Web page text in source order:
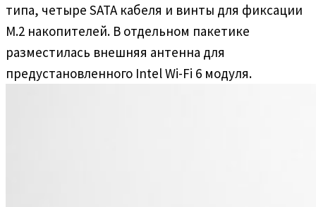
типа, четыре SATA кабеля и винты для фиксации
M.2 накопителей. В отдельном пакетике
разместилась внешняя антенна для
предустановленного Intel Wi-Fi 6 модуля.